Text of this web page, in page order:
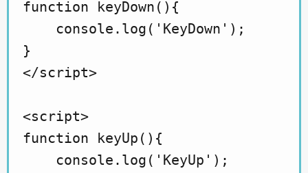
function keyDown(){
    console.log('KeyDown');
}
</script>
<script>
function keyUp(){
    console.log('KeyUp');